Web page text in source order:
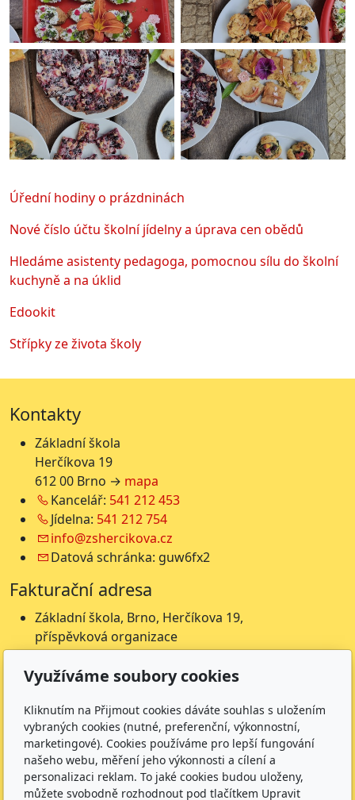
Úřední hodiny o prázdninách
Nové číslo účtu školní jídelny a úprava cen obědů
Hledáme asistenty pedagoga, pomocnou sílu do školní
kuchyně a na úklid
Edookit
Střípky ze života školy
Kontakty
Základní škola
Herčíkova 19
612 00 Brno → mapa
Kancelář: 541 212 453
Jídelna: 541 212 754
info@zshercikova.cz
Datová schránka: guw6fx2
Fakturační adresa
Základní škola, Brno, Herčíkova 19,
příspěvková organizace
Herčíkova 19
612 00 Brno
Nejsme plátci DPH
Čísla účtů
Škola: 27225621/0100
Jídelna: 1027831896/0100
Využíváme soubory cookies
Kliknutím na Přijmout cookies dáváte souhlas s uložením
vybraných cookies (nutné, preferenční, výkonnostní,
marketingové). Cookies používáme pro lepší fungování
našeho webu, měření jeho výkonnosti a cílení a
personalizaci reklam. To jaké cookies budou uloženy,
můžete svobodně rozhodnout pod tlačítkem Upravit